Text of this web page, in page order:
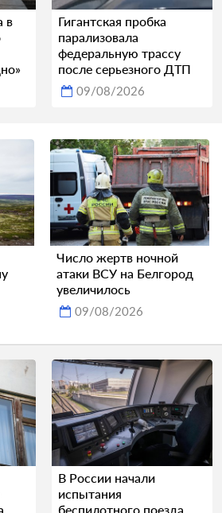
в
Гигантская пробка
парализовала
федеральную трассу
после серьезного ДТП
09/08/2026
Число жертв ночной
атаки ВСУ на Белгород
увеличилось
09/08/2026
В России начали
испытания
беспилотного поезда